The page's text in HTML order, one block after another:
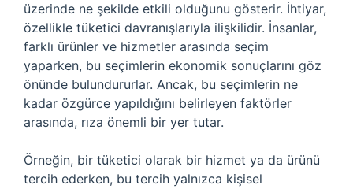
üzerinde ne şekilde etkili olduğunu gösterir. İhtiyar,
özellikle tüketici davranışlarıyla ilişkilidir. İnsanlar,
farklı ürünler ve hizmetler arasında seçim
yaparken, bu seçimlerin ekonomik sonuçlarını göz
önünde bulundururlar. Ancak, bu seçimlerin ne
kadar özgürce yapıldığını belirleyen faktörler
arasında, rıza önemli bir yer tutar.
Örneğin, bir tüketici olarak bir hizmet ya da ürünü
tercih ederken, bu tercih yalnızca kişisel